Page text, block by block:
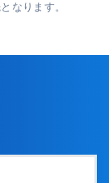
なります。